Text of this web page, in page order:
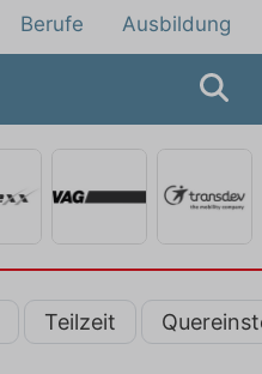
Berufe Ausbildung
Teilzeit